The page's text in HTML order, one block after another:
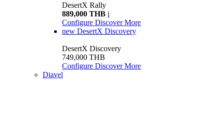
DesertX Rally
889,000 THB i
Configure Discover More
new DesertX Discovery
DesertX Discovery
749,000 THB
Configure Discover More
Diavel